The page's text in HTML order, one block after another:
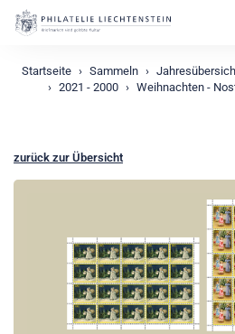
Startseite Sammeln
2021 - 2000
Weihnachten -
zurück zur Übersicht